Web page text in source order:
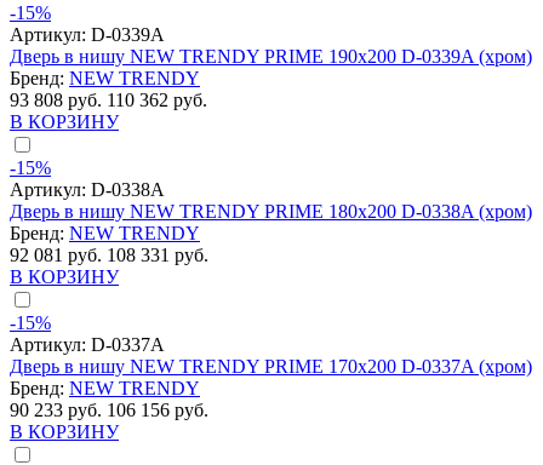
-15%
Артикул: D-0339A
Дверь в нишу NEW TRENDY PRIME 190x200 D-0339A (хром)
Бренд: NEW TRENDY
93 808 руб. 110 362 руб.
В КОРЗИНУ
-15%
Артикул: D-0338A
Дверь в нишу NEW TRENDY PRIME 180x200 D-0338A (хром)
Бренд: NEW TRENDY
92 081 руб. 108 331 руб.
В КОРЗИНУ
-15%
Артикул: D-0337A
Дверь в нишу NEW TRENDY PRIME 170x200 D-0337A (хром)
Бренд: NEW TRENDY
90 233 руб. 106 156 руб.
В КОРЗИНУ